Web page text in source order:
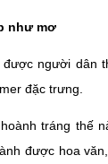
như mơ
người dân
đặc trưng.
tráng thế
được hoa